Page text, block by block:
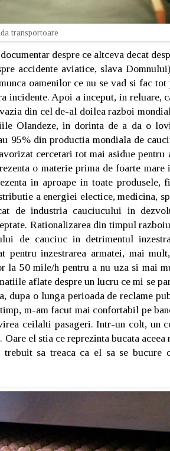
transportoare
despre ce altceva decat
accidente aviatice, slava
oamenilor ce nu se vad si fac
incidente. Apoi a inceput, in reluare,
din cel de-al doilea razboi
Olandeze, in dorinta de a da o
95% din productia mondiala de
cercetari tot mai asidue pentru
o materie prima de foarte mare
in aproape in toate produsele,
a energiei electice, medicina,
de industria cauciucului in
Rationalizarea din timpul
de cauciuc in detrimentul
pentru inzestrarea armatei, mai
la 50 mile/h pentru a nu uza si mai
aflate despre un lucru ce mi se
dupa o lunga perioada de reclame
m-am facut mai confortabil pe
ceilalti pasageri. Intr-un colt, un
el stia ce reprezinta bucata aceea
sa treaca ca el sa se bucure